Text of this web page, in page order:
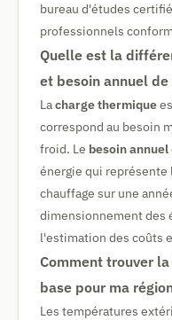
bureau d'études
professionnels
Quelle est la
et besoin annuel de
Lacharge thermique
correspond au besoin
froid. Le besoin
énergie qui représente
chauffage sur une
dimensionnement des
l'estimation des coûts
Comment trouver
base pour ma
Les températures